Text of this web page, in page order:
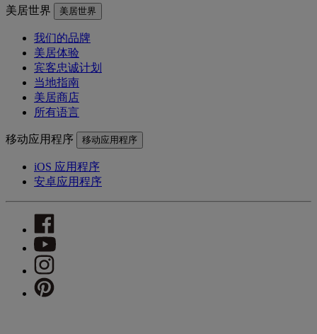
美居世界 美居世界
我们的品牌
美居体验
宾客忠诚计划
当地指南
美居商店
所有语言
移动应用程序 移动应用程序
iOS 应用程序
安卓应用程序